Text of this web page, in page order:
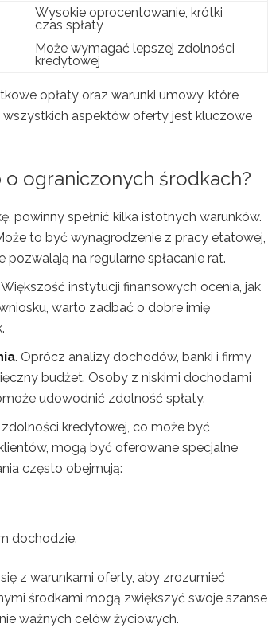
Wysokie oprocentowanie, krótki
czas spłaty
Może wymagać lepszej zdolności
kredytowej
opłaty oraz warunki umowy, które
aspektów oferty jest kluczowe
ograniczonych środkach?
powinny spełnić kilka istotnych warunków.
to być wynagrodzenie z pracy etatowej,
na regularne spłacanie rat.
Większość instytucji finansowych ocenia, jak
warto zadbać o dobre imię
. Oprócz analizy dochodów, banki i firmy
budżet. Osoby z niskimi dochodami
udowodnić zdolność spłaty.
kredytowej, co może być
mogą być oferowane specjalne
często obejmują:
dochodzie.
z warunkami oferty, aby zrozumieć
środkami mogą zwiększyć swoje szanse
ważnych celów życiowych.